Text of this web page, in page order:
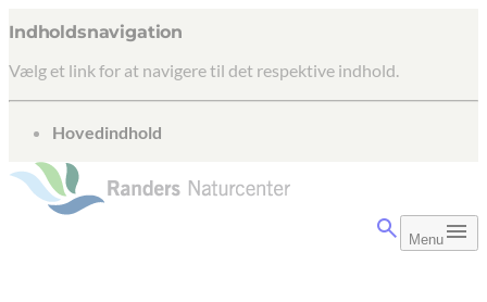
Indholdsnavigation
Vælg et link for at navigere til det respektive indhold.
gå til
Hovedindhold
Menu